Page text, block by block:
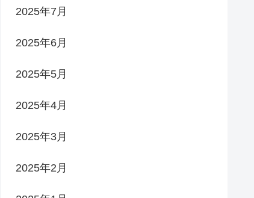
2025年7月
2025年6月
2025年5月
2025年4月
2025年3月
2025年2月